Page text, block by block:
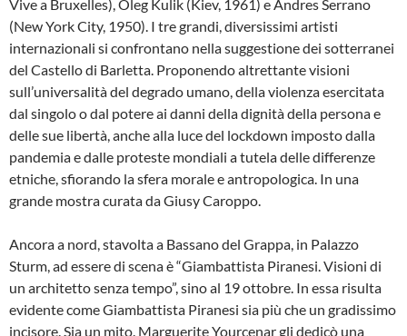
Vive a Bruxelles), Oleg Kulik (Kiev, 1961) e Andres Serrano
(New York City, 1950). I tre grandi, diversissimi artisti
internazionali si confrontano nella suggestione dei sotterranei
del Castello di Barletta. Proponendo altrettante visioni
sull’universalità del degrado umano, della violenza esercitata
dal singolo o dal potere ai danni della dignità della persona e
delle sue libertà, anche alla luce del lockdown imposto dalla
pandemia e dalle proteste mondiali a tutela delle differenze
etniche, sfiorando la sfera morale e antropologica. In una
grande mostra curata da Giusy Caroppo.
Ancora a nord, stavolta a Bassano del Grappa, in Palazzo
Sturm, ad essere di scena è “Giambattista Piranesi. Visioni di
un architetto senza tempo”, sino al 19 ottobre. In essa risulta
evidente come Giambattista Piranesi sia più che un gradissimo
incisore. Sia un mito. Marguerite Yourcenar gli dedicò una